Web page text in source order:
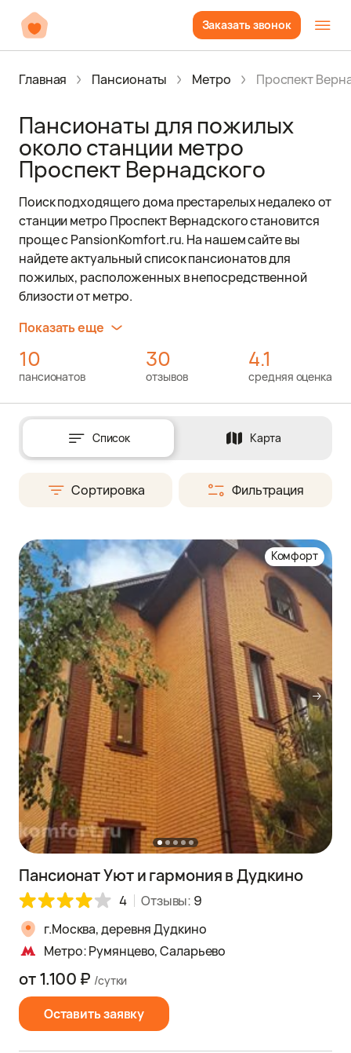
Заказать звонок
Главная Пансионаты Метро Проспект
Пансионаты для пожилых
около станции метро
Проспект Вернадского
Поиск подходящего дома престарелых недалеко от
станции метро Проспект Вернадского становится
проще с PansionKomfort.ru. На нашем сайте вы
найдете актуальный список пансионатов для
пожилых, расположенных в непосредственной
близости от метро.
Показать еще
10
пансионатов
30
отзывов
4.1
средняя оценка
Сортировка Фильтрация
Список Карта
Комфорт
Пансионат Уют и гармония в Дудкино
4 Отзывы: 9
г.Москва, деревня Дудкино
Метро: Румянцево, Саларьево
Оставить заявку
от 1.100 ₽ /сутки